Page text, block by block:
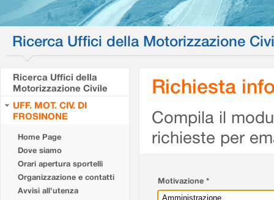
Ricerca Uffici della Motorizzazione
Ricerca Uffici della
Motorizzazione Civile
UFF. MOT. CIV. DI
FROSINONE
Home Page
Dove siamo
Orari apertura sportelli
Organizzazione e contatti
Avvisi all'utenza
Richiesta
Compila il
richieste per
Motivazione *